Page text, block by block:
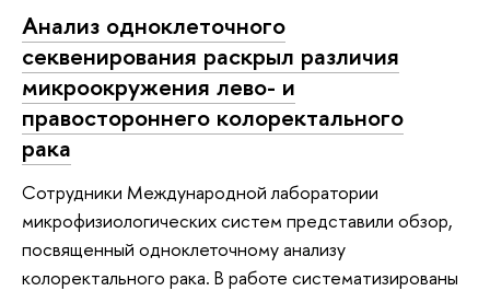
Анализ одноклеточного
секвенирования раскрыл различия
микроокружения лево- и
правостороннего колоректального
рака
Сотрудники Международной лаборатории
микрофизиологических систем представили обзор,
посвященный одноклеточному анализу
колоректального рака. В работе систематизированы